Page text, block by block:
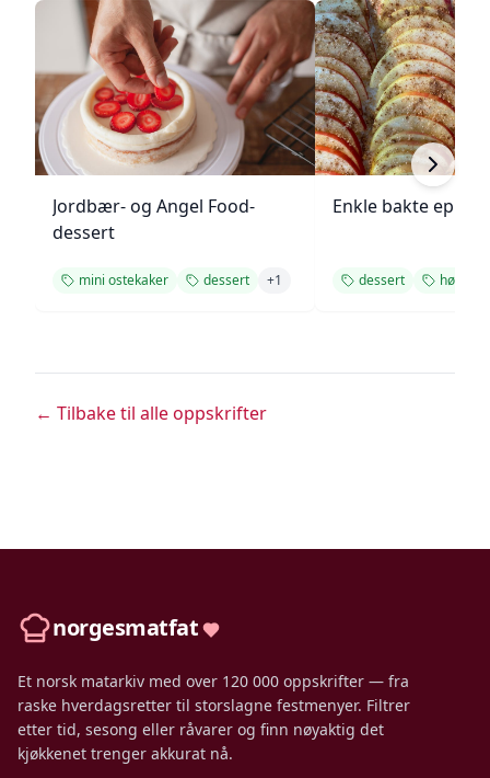
Jordbær- og Angel Food-
dessert
mini ostekaker dessert +1
Enkle bakte epler
dessert høst
← Tilbake til alle oppskrifter
norgesmatfat
Et norsk matarkiv med over 120 000 oppskrifter — fra
raske hverdagsretter til storslagne festmenyer. Filtrer
etter tid, sesong eller råvarer og finn nøyaktig det
kjøkkenet trenger akkurat nå.